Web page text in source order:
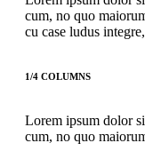
cum, no quo
cu case ludus
1/4 COLUMNS
Lorem ipsum dolor
cum, no quo